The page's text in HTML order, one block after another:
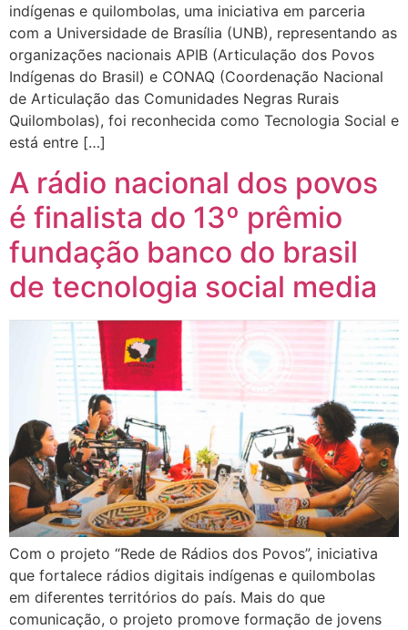
indígenas e quilombolas, uma iniciativa em parceria
com a Universidade de Brasília (UNB), representando as
organizações nacionais APIB (Articulação dos Povos
Indígenas do Brasil) e CONAQ (Coordenação Nacional
de Articulação das Comunidades Negras Rurais
Quilombolas), foi reconhecida como Tecnologia Social e
está entre […]
A rádio nacional dos povos
é finalista do 13º prêmio
fundação banco do brasil
de tecnologia social media
Com o projeto “Rede de Rádios dos Povos”, iniciativa
que fortalece rádios digitais indígenas e quilombolas
em diferentes territórios do país. Mais do que
comunicação, o projeto promove formação de jovens